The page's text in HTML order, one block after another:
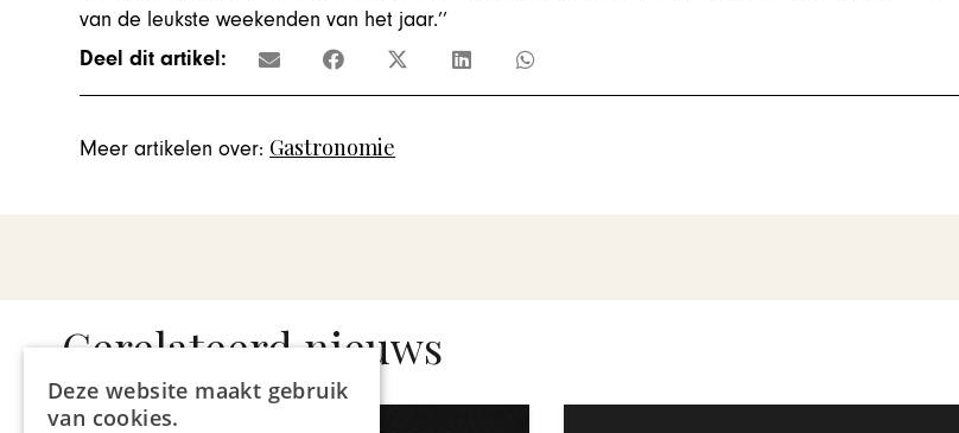
van de leukste weekenden van het jaar.’’
Deel dit artikel:
Meer artikelen over: Gastronomie
Gerelateerd nieuws
Deze website maakt gebruik
van cookies.